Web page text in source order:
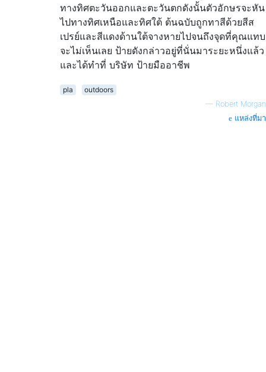
ทางทิศตะวันออกและตะวันตกดังนั้นตัวอักษรจะหัน
ไปทางทิศเหนือและทิศใต้ ต้นฉบับถูกทาสีด้วยสีส
เปรย์และสีแดงด้านใต้จางหายไปจนถึงจุดที่คุณแทบ
จะไม่เห็นเลย ป้ายดังกล่าวอยู่ที่นั่นมาระยะหนึ่งแล้ว
และได้ทำที่ บริษัท ป้ายมืออาชีพ
pla
outdoors
— Robert Morgan
แหล่งที่มา